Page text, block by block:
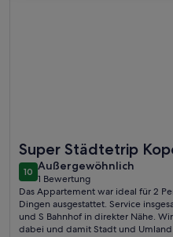
Super Städtetrip
1010 von 10
Außergewöhnlich
außergewöhnlich
1 Bewertung
(1
bewertung)
Das Appartement war ideal für 2
Dingen ausgestattet. Service
und S Bahnhof in direkter Nähe.
dabei und damit Stadt und